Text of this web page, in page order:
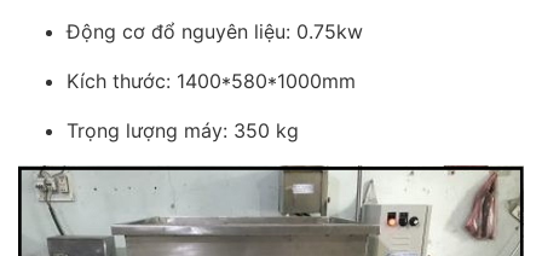
Động cơ đổ nguyên liệu: 0.75kw
Kích thước: 1400*580*1000mm
Trọng lượng máy: 350 kg